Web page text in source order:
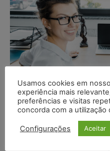
Modelo –
Advocacia
Usamos cookies em
experiência mais
preferências e visitas
concorda com a utilização
Configurações Aceitar